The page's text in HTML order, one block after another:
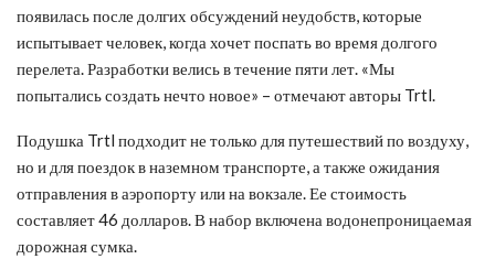
появилась после долгих обсуждений неудобств, которые
испытывает человек, когда хочет поспать во время долгого
перелета. Разработки велись в течение пяти лет. «Мы
попытались создать нечто новое» – отмечают авторы Trtl.
Подушка Trtl подходит не только для путешествий по воздуху,
но и для поездок в наземном транспорте, а также ожидания
отправления в аэропорту или на вокзале. Ее стоимость
составляет 46 долларов. В набор включена водонепроницаемая
дорожная сумка.